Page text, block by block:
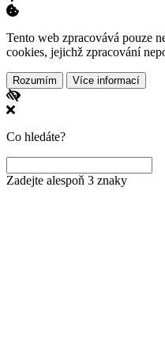
Tento web zpracovává pouze
cookies, jejichž zpracování
Rozumím Více informací
Co hledáte?
Zadejte alespoň 3 znaky